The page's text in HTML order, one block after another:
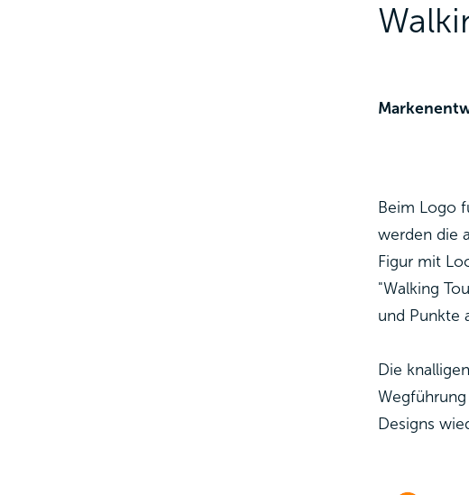
Beim Logo
werden die
Figur mit
"Walking
und Punkte
Die
Designs